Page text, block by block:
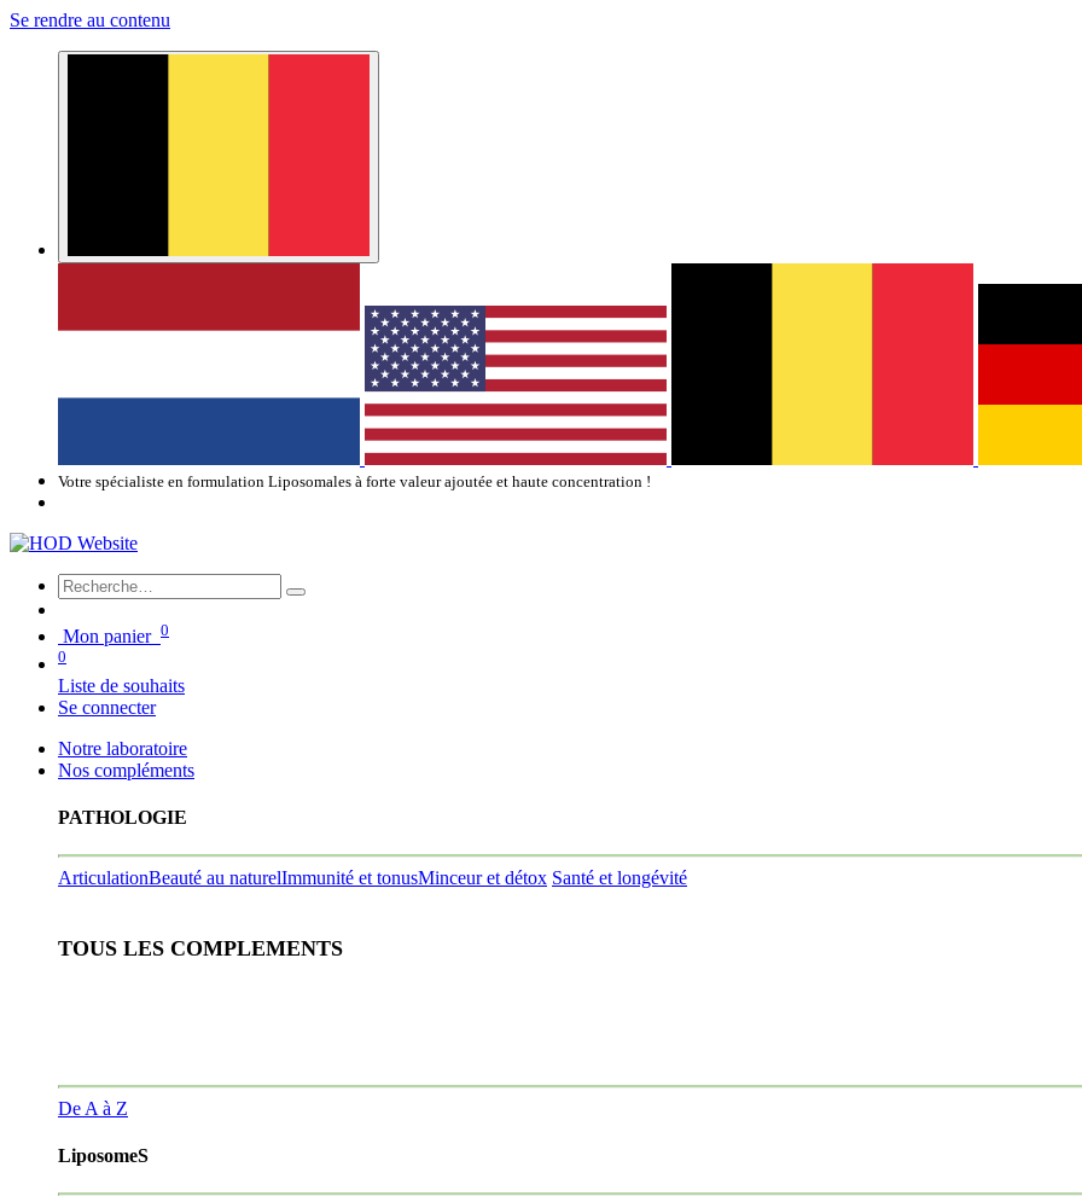
Se rendre au contenu
Votre spécialiste en formulation Liposomales à forte valeur ajoutée et haute concentration !
Mon panier 0
0
Liste de souhaits
Se connecter
Notre laboratoire
Nos compléments
PATHOLOGIE
ArticulationBeauté au naturelImmunité et tonusMinceur et détox Santé et longévité
TOUS LES COMPLEMENTS
De A à Z
LiposomeS